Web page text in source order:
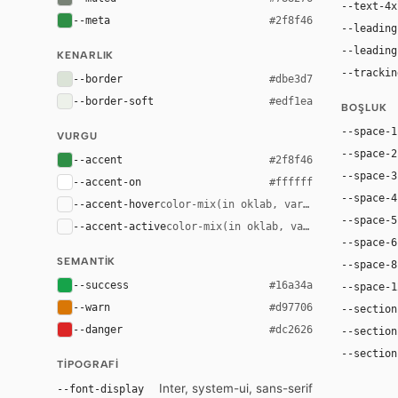
--meta #2f8f46
KENARLIK
--border #dbe3d7
--border-soft #edf1ea
VURGU
--accent #2f8f46
--accent-on #ffffff
--accent-hovercolor-mix(in oklab, var(--accent),
--accent-activecolor-mix(in oklab, var(--accent),
SEMANTIK
--success #16a34a
--warn #d97706
--danger #dc2626
TIPOGRAFI
--font-display Inter, system-ui, sans-serif
--text-
--
--
--
BOŞLUK
--space-1
--space-2
--space-3
--space-4
--space-5
--space-6
--space-8
--space-
--
--
--